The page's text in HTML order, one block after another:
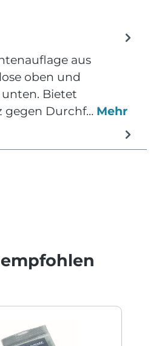
aus
oben und
Bietet
gegen Durchf… Mehr